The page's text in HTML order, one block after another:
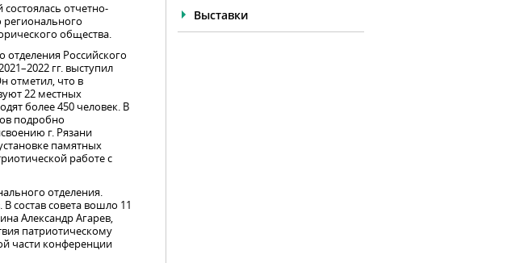
отчетно-
общества.
отделения Российского
гг. выступил
отметил, что в
22 местных
более 450 человек. В
подробно
г. Рязани
памятных
работе с
отделения.
состав совета вошло 11
Александр Агарев,
патриотическому
части конференции
Выставки